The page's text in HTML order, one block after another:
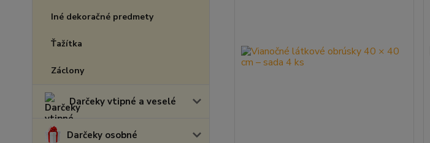
Iné dekoračné predmety
Ťažítka
Záclony
Darčeky vtipné a veselé
Darčeky osobné